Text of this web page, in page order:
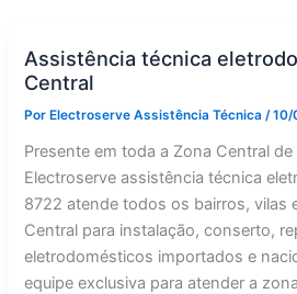
Assistência técnica
Central
Por Electroserve Assistência Técnica/10/
Presente em toda a Zona Central de
Electroserve assistência técnica
8722 atende todos os bairros, vilas
Central para instalação, conserto,
eletrodomésticos importados e
equipe exclusiva para atender a